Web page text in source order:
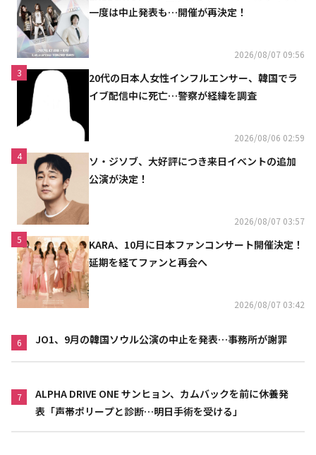
一度は中止発表も…開催が再決定！
2026/08/07 09:56
3
20代の日本人女性インフルエンサー、韓国でラ
イブ配信中に死亡…警察が経緯を調査
2026/08/06 02:59
4
ソ・ジソブ、大好評につき来日イベントの追加
公演が決定！
2026/08/07 03:57
5
KARA、10月に日本ファンコンサート開催決定！
延期を経てファンと再会へ
2026/08/07 03:42
6 JO1、9月の韓国ソウル公演の中止を発表…事務所が謝罪
7
ALPHA DRIVE ONE サンヒョン、カムバックを前に休養発
表「声帯ポリープと診断…明日手術を受ける」